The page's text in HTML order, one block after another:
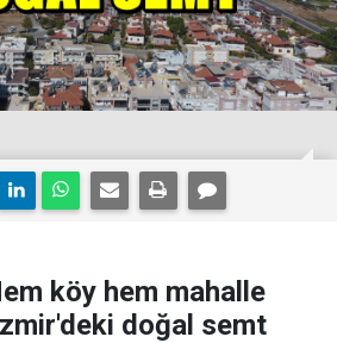
köy hem mahalle
doğal semt